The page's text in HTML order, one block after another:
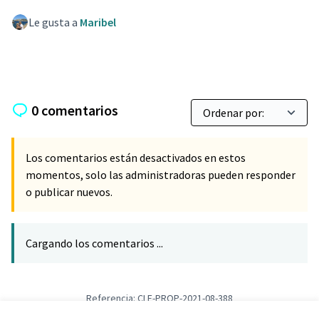
Le gusta a Maribel
0 comentarios
Los comentarios están desactivados en estos
momentos, solo las administradoras pueden responder
o publicar nuevos.
Cargando los comentarios ...
Referencia: CLF-PROP-2021-08-388